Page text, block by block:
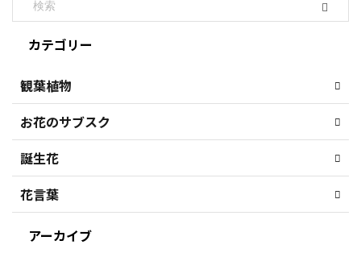
カテゴリー
観葉植物
お花のサブスク
誕生花
花言葉
アーカイブ